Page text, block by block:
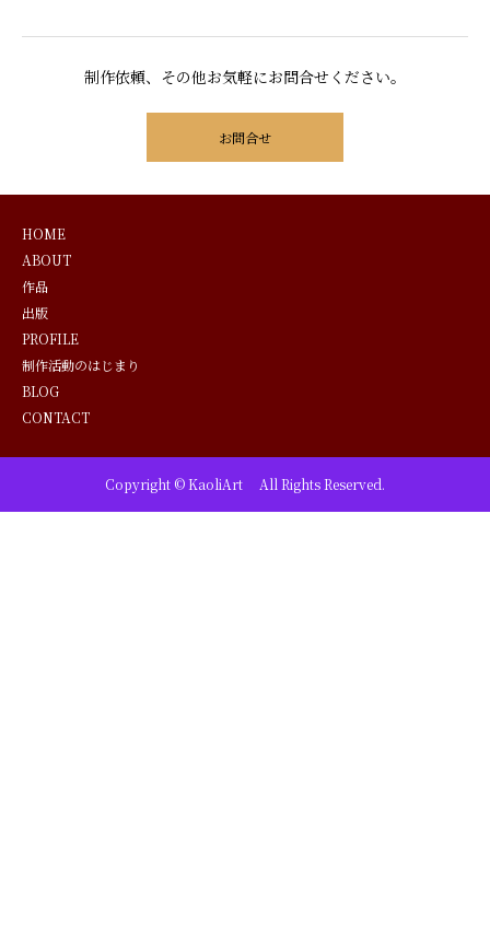
制作依頼、その他お気軽にお問合せください。
お問合せ
HOME
ABOUT
作品
出版
PROFILE
制作活動のはじまり
BLOG
CONTACT
Copyright © KaoliArt All Rights Reserved.